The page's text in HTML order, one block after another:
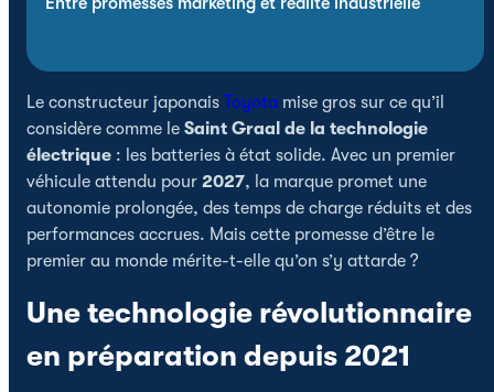
Le constructeur japonais Toyota mise gros sur ce qu’il
considère comme le Saint Graal de la technologie
électrique : les batteries à état solide. Avec un premier
véhicule attendu pour 2027, la marque promet une
autonomie prolongée, des temps de charge réduits et des
performances accrues. Mais cette promesse d’être le
premier au monde mérite-t-elle qu’on s’y attarde ?
Une technologie révolutionnaire
en préparation depuis 2021